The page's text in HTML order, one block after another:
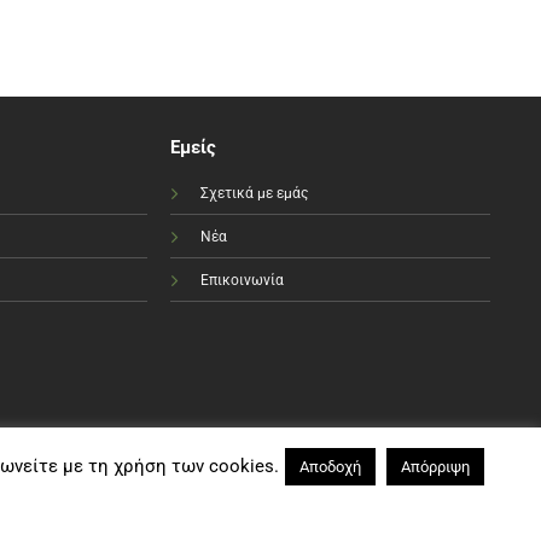
Εμείς
Σχετικά με εμάς
Νέα
Επικοινωνία
με τη χρήση των cookies. Αποδοχή Απόρριψη